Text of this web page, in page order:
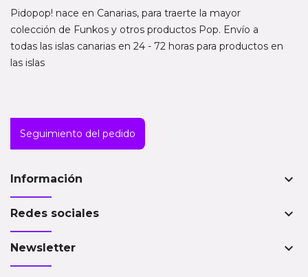
Pidopop! nace en Canarias, para traerte la mayor
colección de Funkos y otros productos Pop. Envío a
todas las islas canarias en 24 - 72 horas para productos en
las islas
Seguimiento del pedido
Información keyboard_arrow_down
Redes sociales keyboard_arrow_down
Newsletter keyboard_arrow_down